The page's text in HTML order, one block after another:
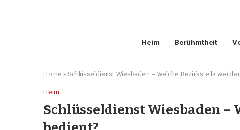
Heim Berühmtheit
Home » Schlüsseldienst Wiesbaden – Welche Bezirksteile
Heim
Schlüsseldienst Wiesbaden –